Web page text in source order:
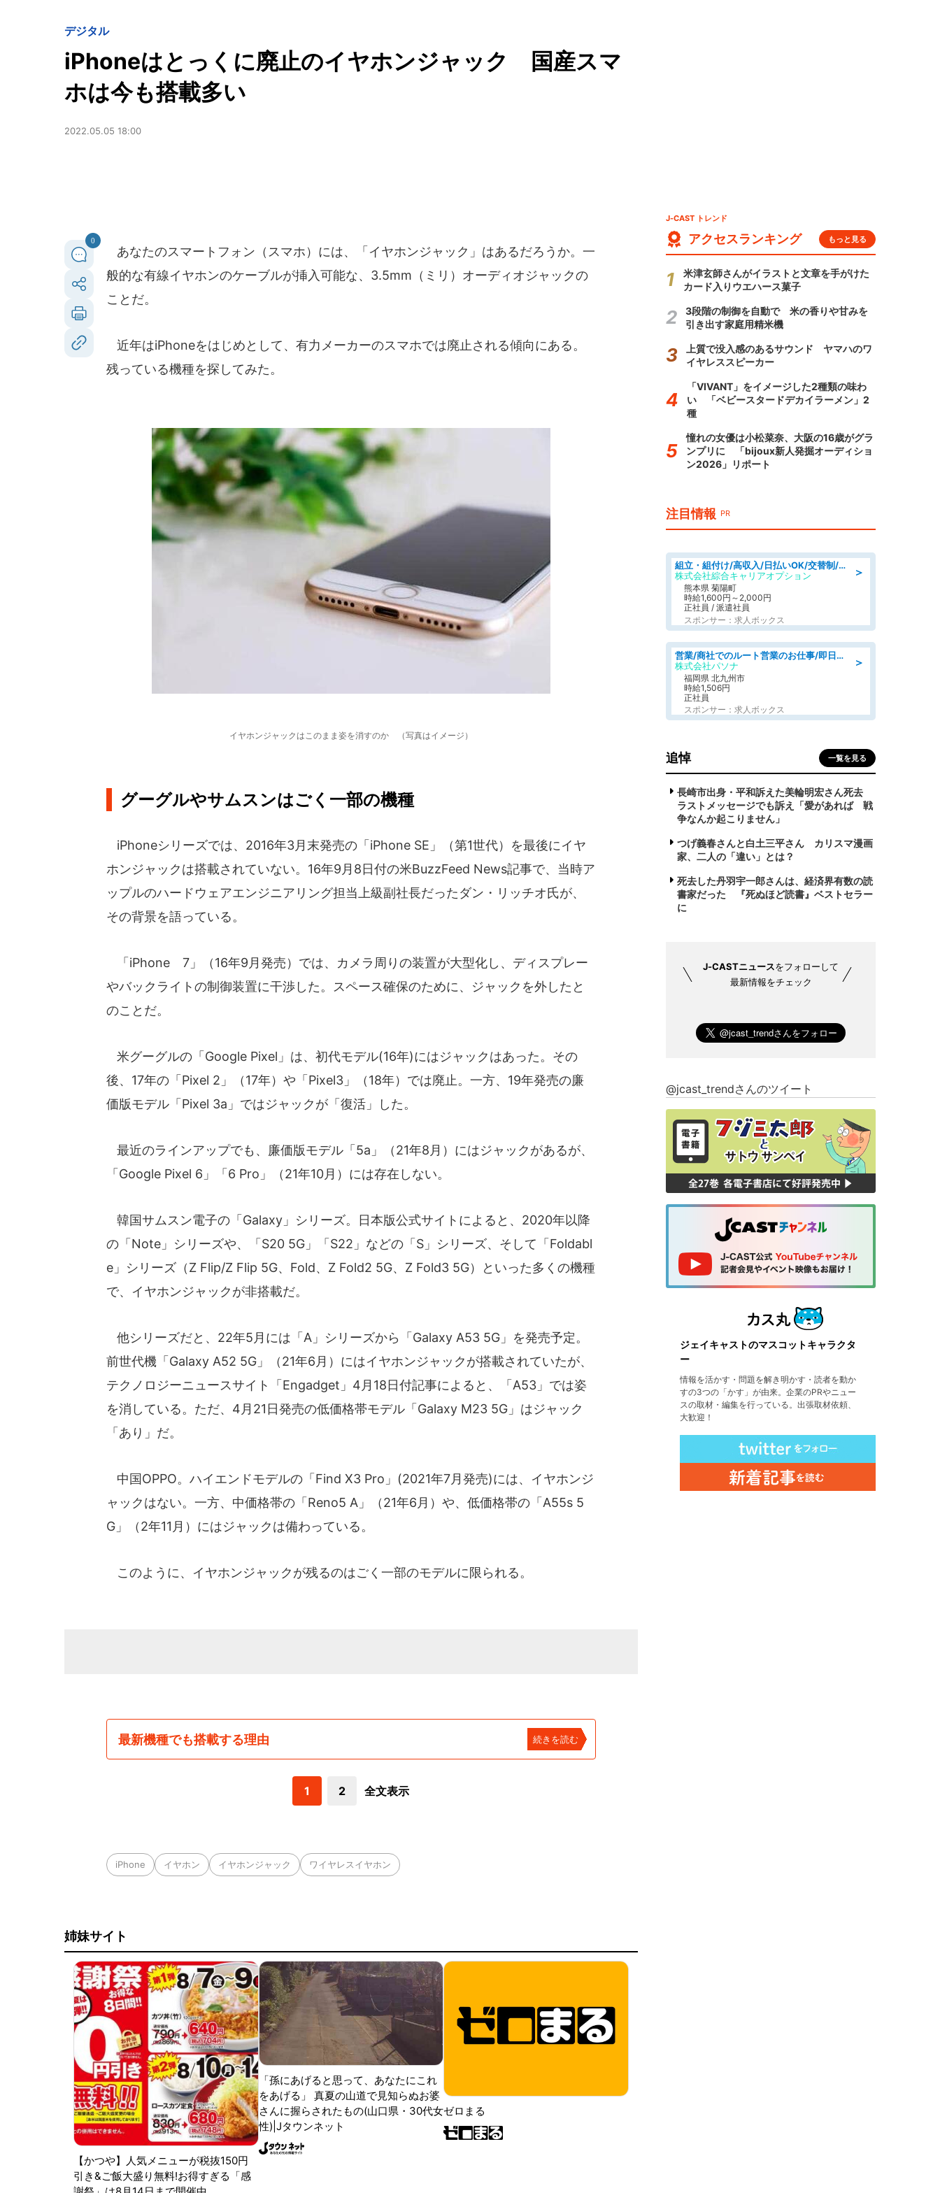
デジタル
iPhoneはとっくに廃止のイヤホンジャック 国産スマ
ホは今も搭載多い
2022.05.05 18:00
0
あなたのスマートフォン（スマホ）には、「イヤホンジャック」はあるだろうか。一
般的な有線イヤホンのケーブルが挿入可能な、3.5mm（ミリ）オーディオジャックの
ことだ。
近年はiPhoneをはじめとして、有力メーカーのスマホでは廃止される傾向にある。
残っている機種を探してみた。
イヤホンジャックはこのまま姿を消すのか （写真はイメージ）
グーグルやサムスンはごく一部の機種
iPhoneシリーズでは、2016年3月末発売の「iPhone SE」（第1世代）を最後にイヤ
ホンジャックは搭載されていない。16年9月8日付の米BuzzFeed News記事で、当時ア
ップルのハードウェアエンジニアリング担当上級副社長だったダン・リッチオ氏が、
その背景を語っている。
「iPhone 7」（16年9月発売）では、カメラ周りの装置が大型化し、ディスプレー
やバックライトの制御装置に干渉した。スペース確保のために、ジャックを外したと
のことだ。
米グーグルの「Google Pixel」は、初代モデル(16年)にはジャックはあった。その
後、17年の「Pixel 2」（17年）や「Pixel3」（18年）では廃止。一方、19年発売の廉
価版モデル「Pixel 3a」ではジャックが「復活」した。
最近のラインアップでも、廉価版モデル「5a」（21年8月）にはジャックがあるが、
「Google Pixel 6」「6 Pro」（21年10月）には存在しない。
韓国サムスン電子の「Galaxy」シリーズ。日本版公式サイトによると、2020年以降
の「Note」シリーズや、「S20 5G」「S22」などの「S」シリーズ、そして「Foldabl
e」シリーズ（Z Flip/Z Flip 5G、Fold、Z Fold2 5G、Z Fold3 5G）といった多くの機種
で、イヤホンジャックが非搭載だ。
他シリーズだと、22年5月には「A」シリーズから「Galaxy A53 5G」を発売予定。
前世代機「Galaxy A52 5G」（21年6月）にはイヤホンジャックが搭載されていたが、
テクノロジーニュースサイト「Engadget」4月18日付記事によると、「A53」では姿
を消している。ただ、4月21日発売の低価格帯モデル「Galaxy M23 5G」はジャック
「あり」だ。
中国OPPO。ハイエンドモデルの「Find X3 Pro」(2021年7月発売)には、イヤホンジ
ャックはない。一方、中価格帯の「Reno5 A」（21年6月）や、低価格帯の「A55s 5
G」（2年11月）にはジャックは備わっている。
このように、イヤホンジャックが残るのはごく一部のモデルに限られる。
最新機種でも搭載する理由 続きを読む
1 2 全文表示
iPhone イヤホン イヤホンジャック ワイヤレスイヤホン
姉妹サイト
【かつや】人気メニューが税抜150円
引き&ご飯大盛り無料!お得すぎる「感
「孫にあげると思って、あなたにこれ
をあげる」 真夏の山道で見知らぬお婆
さんに握らされたもの(山口県・30代女
性)|Jタウンネット
ゼロまる
J-CAST トレンド
アクセスランキング もっと見る
米津玄師さんがイラストと文章を手がけた
カード入りウエハース菓子
3段階の制御を自動で 米の香りや甘みを
引き出す家庭用精米機
上質で没入感のあるサウンド ヤマハのワ
イヤレススピーカー
「VIVANT」をイメージした2種類の味わ
い 「ベビースタードデカイラーメン」2
種
憧れの女優は小松菜奈、大阪の16歳がグラ
ンプリに 「bijoux新人発掘オーディショ
ン2026」リポート
注目情報 PR
＞
組立・組付け/高収入/日払いOK/交替制/20・30・40代活躍中/製造 工場
株式会社綜合キャリアオプション
熊本県 菊陽町
時給1,600円～2,000円
正社員 / 派遣社員
スポンサー：求人ボックス
＞
営業/商社でのルート営業のお仕事/即日勤務可/車通勤可/営業
株式会社パソナ
福岡県 北九州市
時給1,506円
正社員
スポンサー：求人ボックス
追悼 一覧を見る
長崎市出身・平和訴えた美輪明宏さん死去
ラストメッセージでも訴え「愛があれば 戦
争なんか起こりません」
つげ義春さんと白土三平さん カリスマ漫画
家、二人の「違い」とは？
死去した丹羽宇一郎さんは、経済界有数の読
書家だった 『死ぬほど読書』ベストセラー
に
J-CASTニュースをフォローして
最新情報をチェック
@jcast_trendさんのツイート
ジェイキャストのマスコットキャラクタ
ー
情報を活かす・問題を解き明かす・読者を動か
すの3つの「かす」が由来。企業のPRやニュー
スの取材・編集を行っている。出張取材依頼、
大歓迎！